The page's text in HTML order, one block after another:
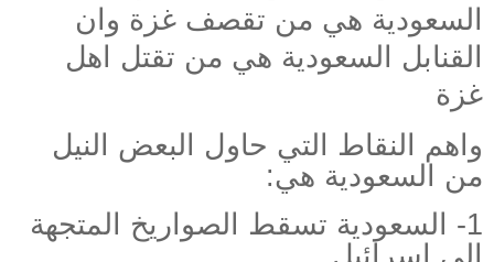
السعودية هي من تقصف غزة وان
القنابل السعودية هي من تقتل اهل
غزة
واهم النقاط التي حاول البعض النيل
من السعودية هي:
1-
السعودية تسقط الصواريخ المتجهة